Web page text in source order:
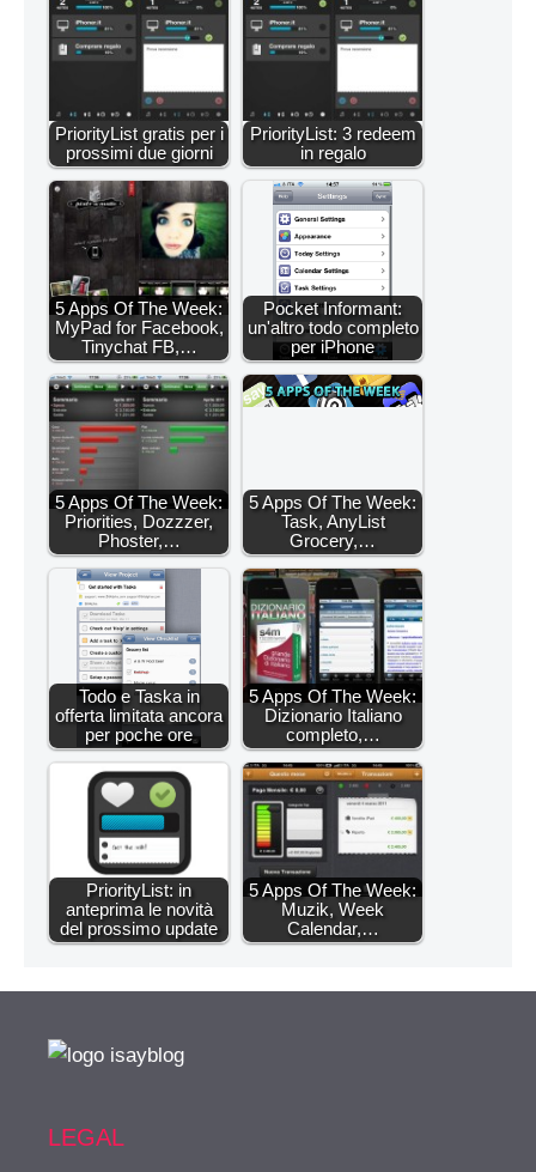
PriorityList gratis per i
prossimi due giorni
PriorityList: 3 redeem
in regalo
5 Apps Of The Week:
MyPad for Facebook,
Tinychat FB,…
Pocket Informant:
un'altro todo completo
per iPhone
5 Apps Of The Week:
Priorities, Dozzzer,
Phoster,…
5 Apps Of The Week:
Task, AnyList
Grocery,…
Todo e Taska in
offerta limitata ancora
per poche ore
5 Apps Of The Week:
Dizionario Italiano
completo,…
PriorityList: in
anteprima le novità
del prossimo update
5 Apps Of The Week:
Muzik, Week
Calendar,…
LEGAL